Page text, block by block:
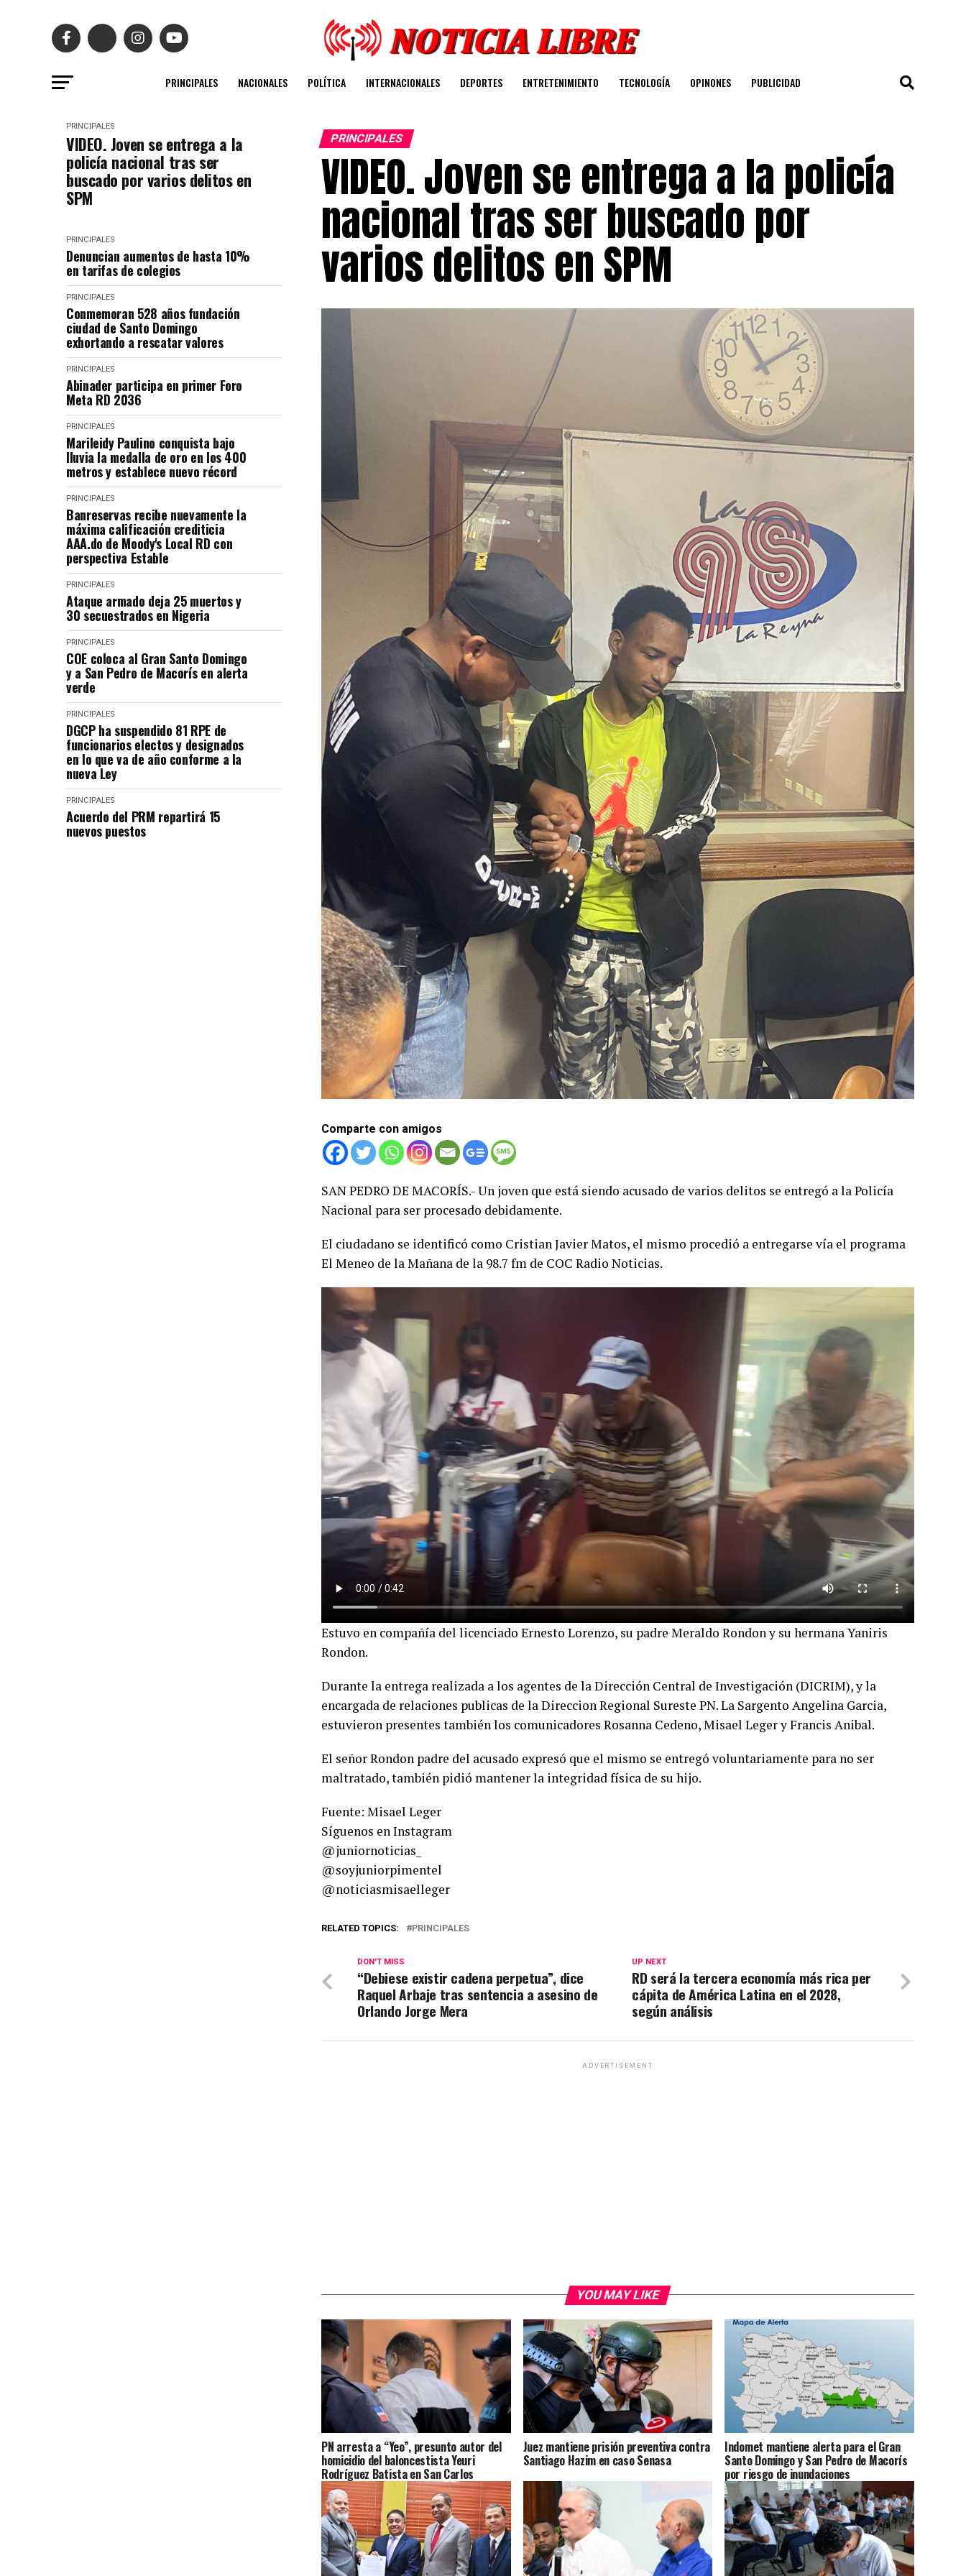
PRINCIPALES NACIONALES POLÍTICA INTERNACIONALES DEPORTES ENTRETENIMIENTO TECNOLOGÍA OPINONES PUBLICIDAD
PRINCIPALES
VIDEO. Joven se entrega a la
policía nacional tras ser
buscado por varios delitos en
SPM
PRINCIPALES
Denuncian aumentos de hasta 10%
en tarifas de colegios
PRINCIPALES
Conmemoran 528 años fundación
ciudad de Santo Domingo
exhortando a rescatar valores
PRINCIPALES
Abinader participa en primer Foro
Meta RD 2036
PRINCIPALES
Marileidy Paulino conquista bajo
lluvia la medalla de oro en los 400
metros y establece nuevo récord
PRINCIPALES
Banreservas recibe nuevamente la
máxima calificación crediticia
AAA.do de Moody's Local RD con
perspectiva Estable
PRINCIPALES
Ataque armado deja 25 muertos y
30 secuestrados en Nigeria
PRINCIPALES
COE coloca al Gran Santo Domingo
y a San Pedro de Macorís en alerta
verde
PRINCIPALES
DGCP ha suspendido 81 RPE de
funcionarios electos y designados
en lo que va de año conforme a la
nueva Ley
PRINCIPALES
Acuerdo del PRM repartirá 15
nuevos puestos
PRINCIPALES
VIDEO. Joven se entrega a la policía
nacional tras ser buscado por
varios delitos en SPM
Comparte con amigos
SAN PEDRO DE MACORÍS.- Un joven que está siendo acusado de varios delitos se entregó a la Policía
Nacional para ser procesado debidamente.
El ciudadano se identificó como Cristian Javier Matos, el mismo procedió a entregarse vía el programa
El Meneo de la Mañana de la 98.7 fm de COC Radio Noticias.
Estuvo en compañía del licenciado Ernesto Lorenzo, su padre Meraldo Rondon y su hermana Yaniris
Rondon.
Durante la entrega realizada a los agentes de la Dirección Central de Investigación (DICRIM), y la
encargada de relaciones publicas de la Direccion Regional Sureste PN. La Sargento Angelina Garcia,
estuvieron presentes también los comunicadores Rosanna Cedeno, Misael Leger y Francis Anibal.
El señor Rondon padre del acusado expresó que el mismo se entregó voluntariamente para no ser
maltratado, también pidió mantener la integridad física de su hijo.
Fuente: Misael Leger
Síguenos en Instagram
@juniornoticias_
@soyjuniorpimentel
@noticiasmisaelleger
RELATED TOPICS: PRINCIPALES
UP NEXT
RD será la tercera economía más rica per
cápita de América Latina en el 2028,
según análisis
DON'T MISS
“Debiese existir cadena perpetua”, dice
Raquel Arbaje tras sentencia a asesino de
Orlando Jorge Mera
ADVERTISEMENT
YOU MAY LIKE
PN arresta a “Yeo”, presunto autor del
homicidio del baloncestista Yeuri
Rodríguez Batista en San Carlos
Juez mantiene prisión preventiva contra
Santiago Hazim en caso Senasa
Indomet mantiene alerta para el Gran
Santo Domingo y San Pedro de Macorís
por riesgo de inundaciones